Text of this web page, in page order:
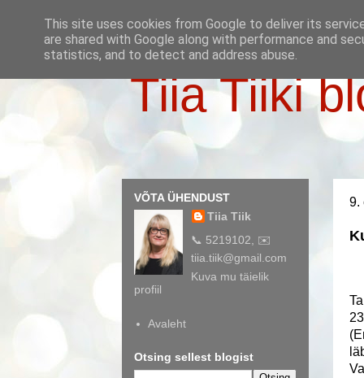
Tiia Tiiki
9.
VÕTA ÜHENDUST
Tiia Tiik
📞 5219102, ✉️
tiia.tiik@gmail.com
Kuva mu täielik
profiil
Avaleht
Otsing sellest blogist
This site uses cookies from Google to deliver its
are shared with Google along with performance and
statistics, and to detect and address abuse.